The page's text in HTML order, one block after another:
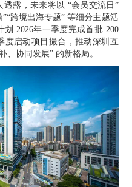
透露，未来将以 “会员交流日”
跨境出海专题” 等细分主题活
划 2026年一季度完成首批 200
度启动项目撮合，推动深圳互
、协同发展” 的新格局。